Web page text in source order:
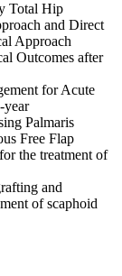
Total Hip
and Direct
Approach
Outcomes after
for Acute
year
Palmaris
Free Flap
the treatment of
and
of scaphoid